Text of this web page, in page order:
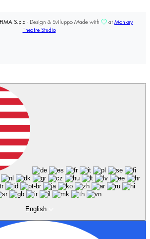
FIMA S.p.a - Design & Sviluppo Made with at Monkey
Theatre Studio
English